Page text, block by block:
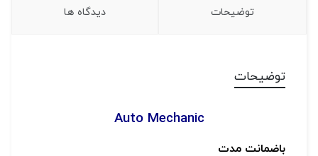
توضیحات دیدگاه ها
توضیحات
Auto Mechanic
باضمانت مدت